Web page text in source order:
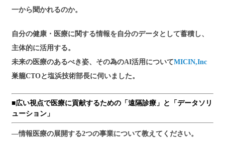
一から聞かれるのか。
自分の健康・医療に関する情報を自分のデータとして蓄積し、
主体的に活用する。
未来の医療のあるべき姿、その為のAI活用についてMICIN,Inc
巣籠CTOと塩浜技術部長に伺いました。
■広い視点で医療に貢献するための「遠隔診療」と「データソリ
ューション」
―情報医療の展開する2つの事業について教えてください。